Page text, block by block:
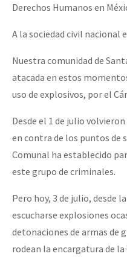
Derechos Humanos en
A la sociedad civil nacional
Nuestra comunidad de
atacada en estos
uso de explosivos, por el
Desde el 1 de julio
en contra de los puntos de
Comunal ha establecido
este grupo de criminales.
Pero hoy, 3 de julio, desde
escucharse explosiones
detonaciones de armas de
rodean la encargatura de